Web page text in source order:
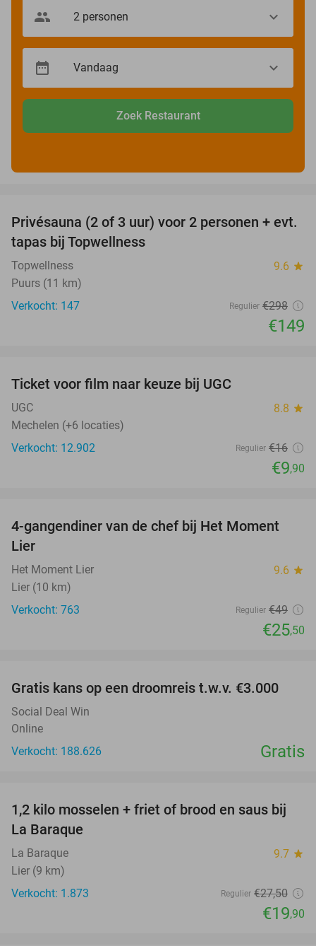
Zoek Restaurant
50%
Privésauna (2 of 3 uur) voor 2 personen + evt.
tapas bij Topwellness
Topwellness 9.6 star
Puurs (11 km)
Verkocht: 147
Regulier €298
€149
Ticket voor film naar keuze bij UGC
UGC 8.8 star
Mechelen (+6 locaties)
Verkocht: 12.902
Regulier €16
€9,90
48%
4-gangendiner van de chef bij Het Moment
Lier
Het Moment Lier 9.6 star
Lier (10 km)
Verkocht: 763
Regulier €49
€25,50
Gratis kans op een droomreis t.w.v. €3.000
Social Deal Win
Online
Verkocht: 188.626
Gratis
28%
1,2 kilo mosselen + friet of brood en saus bij
La Baraque
La Baraque 9.7 star
Lier (9 km)
Verkocht: 1.873
Regulier €27,50
€19,90